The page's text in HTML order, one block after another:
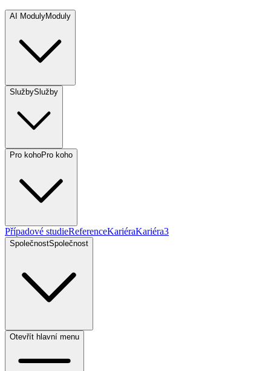
AI ModulyModuly
SlužbySlužby
Pro kohoPro koho
Případové studieReferenceKariéraKariéra3
SpolečnostSpolečnost
Otevřít hlavní menu